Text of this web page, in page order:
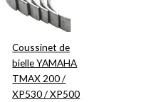
Coussinet de
bielle YAMAHA
TMAX 200 /
XP530 / XP500